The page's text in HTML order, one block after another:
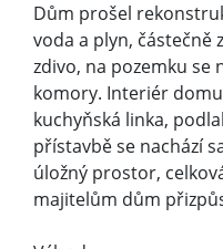
Dům prošel
voda a plyn, částečně
zdivo, na pozemku se
komory. Interiér
kuchyňská linka,
přístavbě se nachází
úložný prostor,
majitelům dům